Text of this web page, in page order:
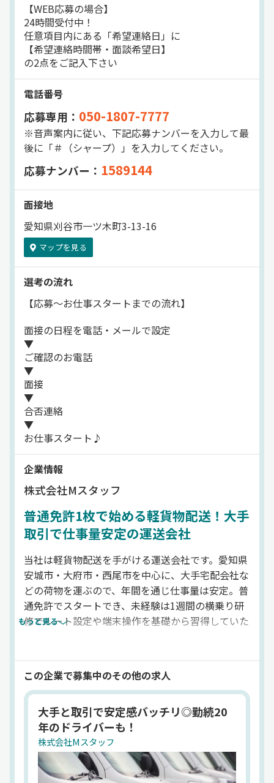
【WEB応募の場合】
24時間受付中！
任意項目内にある「希望連絡日」に
【希望連絡時間帯・面談希望日】
の2点をご記入下さい
電話番号
応募専用： 050-1807-7777
※音声案内に従い、下記応募ナンバーを入力して最
後に「＃（シャープ）」を入力してください。
応募ナンバー： 1589144
面接地
愛知県刈谷市一ツ木町3-13-16
マップを見る
選考の流れ
【応募～お仕事スタートまでの流れ】
面接の日程を電話・メールで設定
▼
ご確認のお電話
▼
面接
▼
合否連絡
▼
お仕事スタート♪
企業情報
株式会社Mスタッフ
普通免許1枚で始める軽貨物配送！大手
取引で仕事量安定の運送会社
当社は軽貨物配送を手がける運送会社です。愛知県
安城市・大府市・西尾市を中心に、大手宅配会社な
どの荷物を運ぶので、年間を通じ仕事量は安定。普
通免許でスタートでき、未経験は1週間の横乗り研
修でルート設定や端末操作を基礎から習得していた
あり。清潔感ある身だしなみと誠実な対応ができる
方にぴったりです。運送業界専門求人のドラピタで
は、軽貨物配送ドライバーなどの求人を掲載中で
す。
法人名
株式会社Mスタッフ
代表者
もっと見る
この企業で募集中のその他の求人
大手と取引で安定感バッチリ◎勤続20
年のドライバーも！
株式会社Mスタッフ